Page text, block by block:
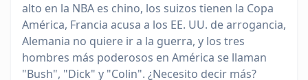
alto en la NBA es chino, los suizos tienen la Copa
América, Francia acusa a los EE. UU. de arrogancia,
Alemania no quiere ir a la guerra, y los tres
hombres más poderosos en América se llaman
"Bush", "Dick" y "Colin". ¿Necesito decir más?